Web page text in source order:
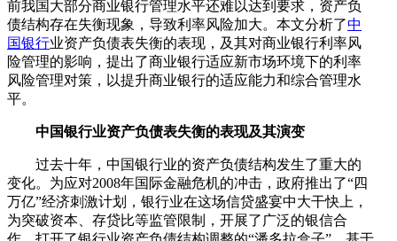
前我国大部分商业银行管理水平还难以达到要求，资产负
债结构存在失衡现象，导致利率风险加大。本文分析了中
国银行业资产负债表失衡的表现，及其对商业银行利率风
险管理的影响，提出了商业银行适应新市场环境下的利率
风险管理对策，以提升商业银行的适应能力和综合管理水
平。
中国银行业资产负债表失衡的表现及其演变
过去十年，中国银行业的资产负债结构发生了重大的
变化。为应对2008年国际金融危机的冲击，政府推出了“四
万亿”经济刺激计划，银行业在这场信贷盛宴中大干快上，
为突破资本、存贷比等监管限制，开展了广泛的银信合